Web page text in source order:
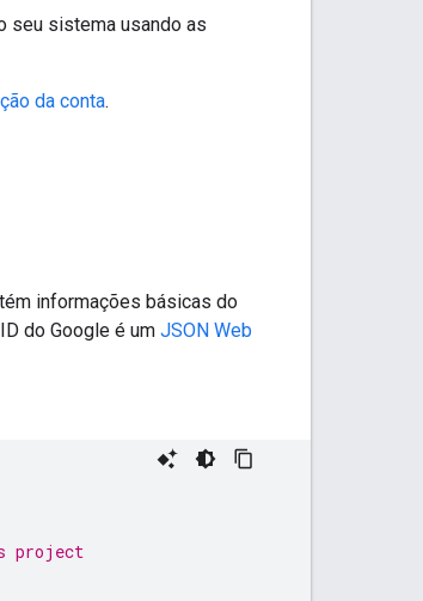
seu sistema usando as
da conta.
informações básicas do
do Google é um JSON Web
project